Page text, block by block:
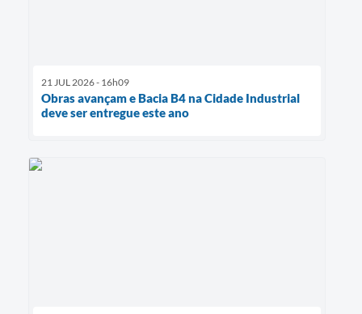
21 JUL 2026 - 16h09
Obras avançam e Bacia B4 na Cidade Industrial
deve ser entregue este ano